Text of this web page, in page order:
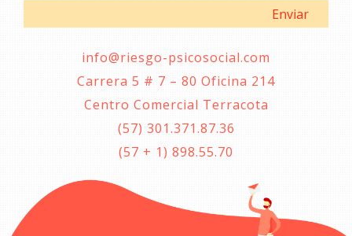
info@riesgo-psicosocial.com
Carrera 5 # 7 – 80 Oficina 214
Centro Comercial Terracota
(57) 301.371.87.36
(57 + 1) 898.55.70